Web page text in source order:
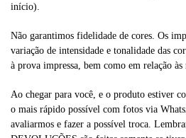
início).
Não garantimos fidelidade de cores. Os
variação de intensidade e tonalidade das
à prova impressa, bem como em relação às
Ao chegar para você, e o produto estiver
o mais rápido possível com fotos via
avaliarmos e fazer a possível troca.